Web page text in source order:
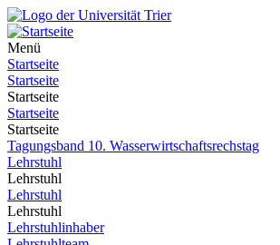
Menü
Startseite
Startseite
Startseite
Startseite
Startseite
Tagungsband 10. Wasserwirtschaftsrechstag
Lehrstuhl
Lehrstuhl
Lehrstuhl
Lehrstuhl
Lehrstuhlinhaber